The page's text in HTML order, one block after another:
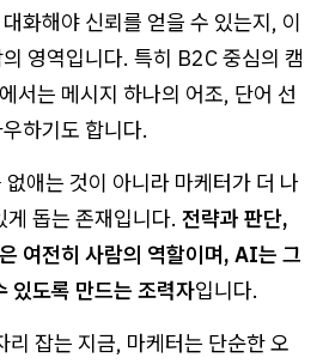
화해야 신뢰를 얻을 수 있는지, 이
영역입니다. 특히 B2C 중심의 캠
서는 메시지 하나의 어조, 단어 선
하기도 합니다.
애는 것이 아니라 마케터가 더 나
돕는 존재입니다. 전략과 판단,
여전히 사람의 역할이며, AI는 그
있도록 만드는 조력자입니다.
리 잡는 지금, 마케터는 단순한 오